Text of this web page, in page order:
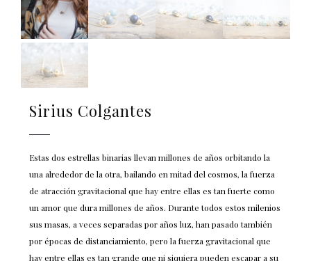
Sirius Colgantes
Estas dos estrellas binarias llevan millones de años orbitando la
una alrededor de la otra, bailando en mitad del cosmos, la fuerza
de atracción gravitacional que hay entre ellas es tan fuerte como
un amor que dura millones de años. Durante todos estos milenios
sus masas, a veces separadas por años luz, han pasado también
por épocas de distanciamiento, pero la fuerza gravitacional que
hay entre ellas es tan grande que ni siquiera pueden escapar a su